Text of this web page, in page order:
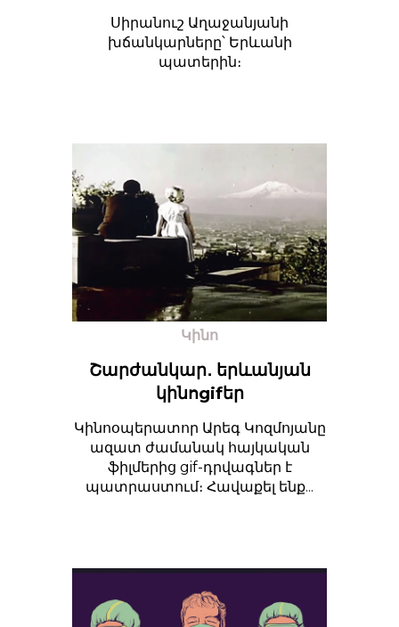
Սիրանուշ Աղաջանյանի
խճանկարները՝ Երևանի
պատերին։
Կինո
Շարժանկար․ երևանյան
կինոgifեր
Կինոօպերատոր Արեգ Կոզմոյանը
ազատ ժամանակ հայկական
ֆիլմերից gif-դրվագներ է
պատրաստում։ Հավաքել ենք...